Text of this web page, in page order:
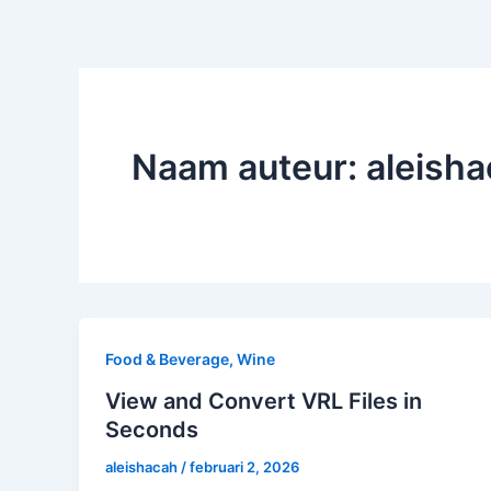
Naam auteur:
Food & Beverage, Wine
View and Convert VRL Files in
Seconds
aleishacah /februari 2, 2026